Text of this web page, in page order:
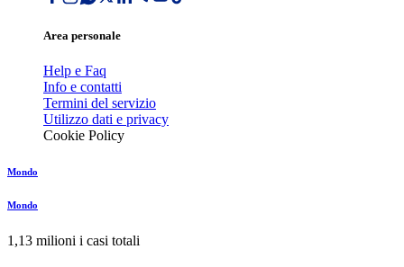
Area personale
Help e Faq
Info e contatti
Termini del servizio
Utilizzo dati e privacy
Cookie Policy
Mondo
Mondo
1,13 milioni i casi totali